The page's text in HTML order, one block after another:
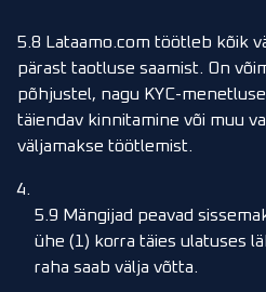
5.8 Lataamo.com töötleb kõik
pärast taotluse saamist. On
põhjustel, nagu KYC-
täiendav kinnitamine või muu
väljamakse töötlemist.
5.9 Mängijad peavad
ühe (1) korra täies ulatuses
raha saab välja võtta.